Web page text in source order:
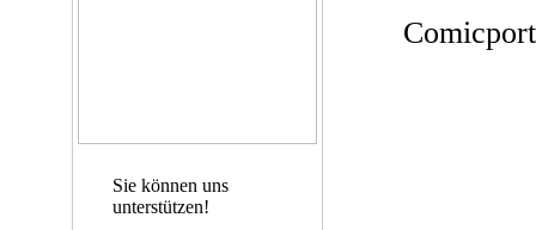
Sie können uns
unterstützen!